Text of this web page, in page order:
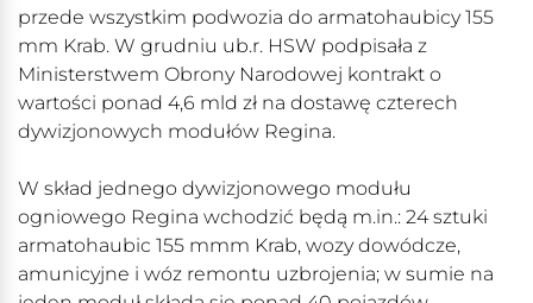
przede wszystkim podwozia do armatohaubicy 155
mm Krab. W grudniu ub.r. HSW podpisała z
Ministerstwem Obrony Narodowej kontrakt o
wartości ponad 4,6 mld zł na dostawę czterech
dywizjonowych modułów Regina.
W skład jednego dywizjonowego modułu
ogniowego Regina wchodzić będą m.in.: 24 sztuki
armatohaubic 155 mmm Krab, wozy dowódcze,
amunicyjne i wóz remontu uzbrojenia; w sumie na